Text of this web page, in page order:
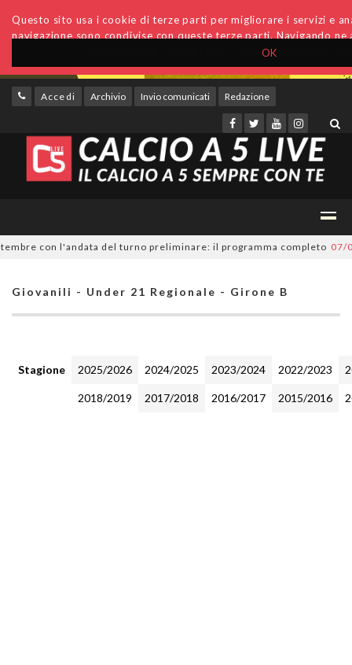
OK
Questo sito usa i cookie di terze parti per migliorare i servizi e
navigazione sono condivise con queste terze parti. Navigando
Accedi Archivio Invio comunicati Redazione
con l'andata del turno preliminare: il programma completo 07/08/
Giovanili - Under 21 Regionale - Girone B
Stagione 2025/2026 2024/2025 2023/2024 2022/2023
2018/2019 2017/2018 2016/2017 2015/2016